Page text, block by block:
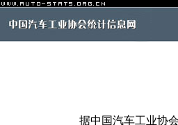
据中国汽车工业协会